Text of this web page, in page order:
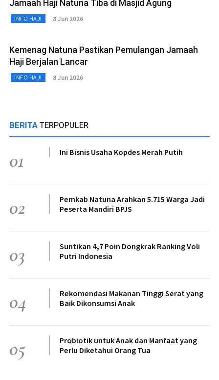
Jamaah Haji Natuna Tiba di Masjid Agung
INFO HAJI 8 Jun 2026
Kemenag Natuna Pastikan Pemulangan Jamaah
Haji Berjalan Lancar
INFO HAJI 8 Jun 2026
BERITA TERPOPULER
01 Ini Bisnis Usaha Kopdes Merah Putih
02
Pemkab Natuna Arahkan 5.715 Warga Jadi
Peserta Mandiri BPJS
03
Suntikan 4,7 Poin Dongkrak Ranking Voli
Putri Indonesia
04
Rekomendasi Makanan Tinggi Serat yang
Baik Dikonsumsi Anak
05
Probiotik untuk Anak dan Manfaat yang
Perlu Diketahui Orang Tua